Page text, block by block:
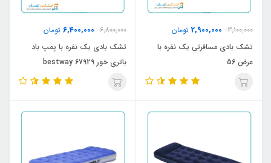
3,100,000
2,900,000 تومان
تشک بادی مسافرتی یک نفره با
عرض 56
6,800,000
6,400,000 تومان
تشک بادی یک نفره با پمپ باد
باتری خور bestway 67929